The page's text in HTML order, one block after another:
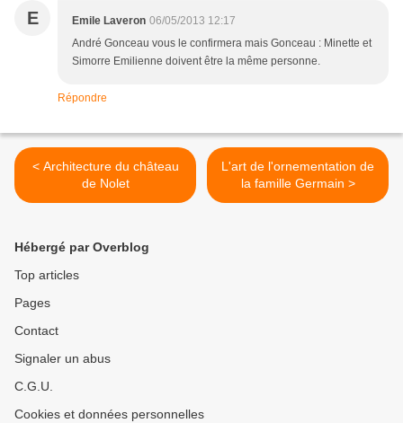
E Emile Laveron 06/05/2013 12:17
André Gonceau vous le confirmera mais Gonceau : Minette et
Simorre Emilienne doivent être la même personne.
Répondre
< Architecture du château
de Nolet
L'art de l'ornementation de
la famille Germain >
Hébergé par Overblog
Top articles
Pages
Contact
Signaler un abus
C.G.U.
Cookies et données personnelles